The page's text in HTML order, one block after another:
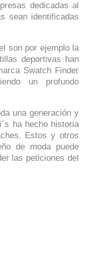
dedicadas al
sean identificadas
son por ejemplo la
deportivas han
Swatch Finder
un profundo
una generación y
ha hecho historia
Estos y otros
de moda puede
las peticiones del